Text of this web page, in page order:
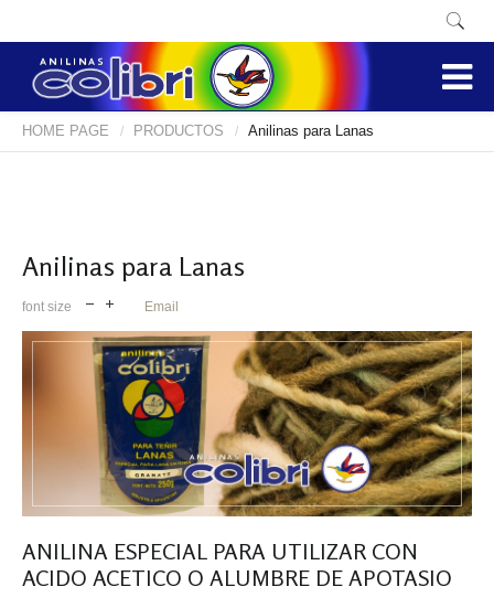
HOME PAGE / PRODUCTOS / Anilinas para Lanas
Anilinas para Lanas
font size Email
ANILINA ESPECIAL PARA UTILIZAR CON
ACIDO ACETICO O ALUMBRE DE APOTASIO